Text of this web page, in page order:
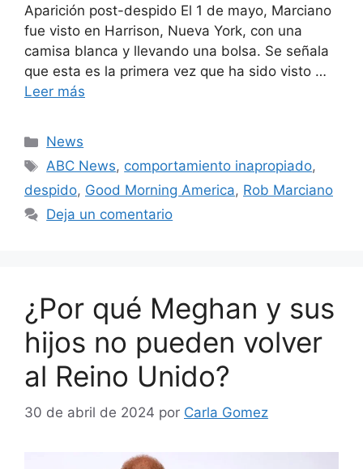
Aparición post-despido El 1 de mayo, Marciano
fue visto en Harrison, Nueva York, con una
camisa blanca y llevando una bolsa. Se señala
que esta es la primera vez que ha sido visto …
Leer más
Categorías
News
Etiquetas
ABC News, comportamiento inapropiado,
despido, Good Morning America, Rob Marciano
Deja un comentario
¿Por qué Meghan y sus
hijos no pueden volver
al Reino Unido?
30 de abril de 2024 por Carla Gomez